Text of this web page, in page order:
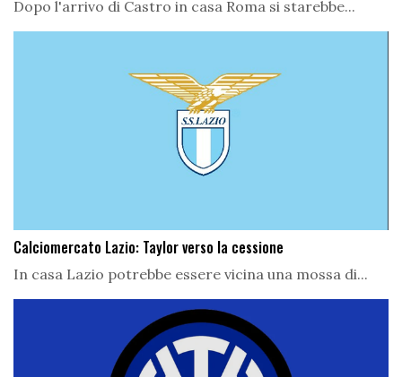
Dopo l'arrivo di Castro in casa Roma si starebbe...
Calciomercato Lazio: Taylor verso la cessione
In casa Lazio potrebbe essere vicina una mossa di...